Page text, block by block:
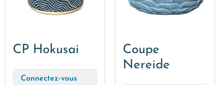
CP Hokusai
Connectez-vous
Coupe
Nereide